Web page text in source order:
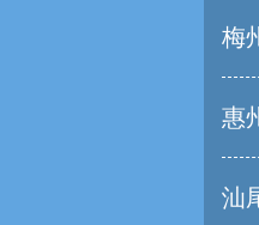
梅
惠
汕